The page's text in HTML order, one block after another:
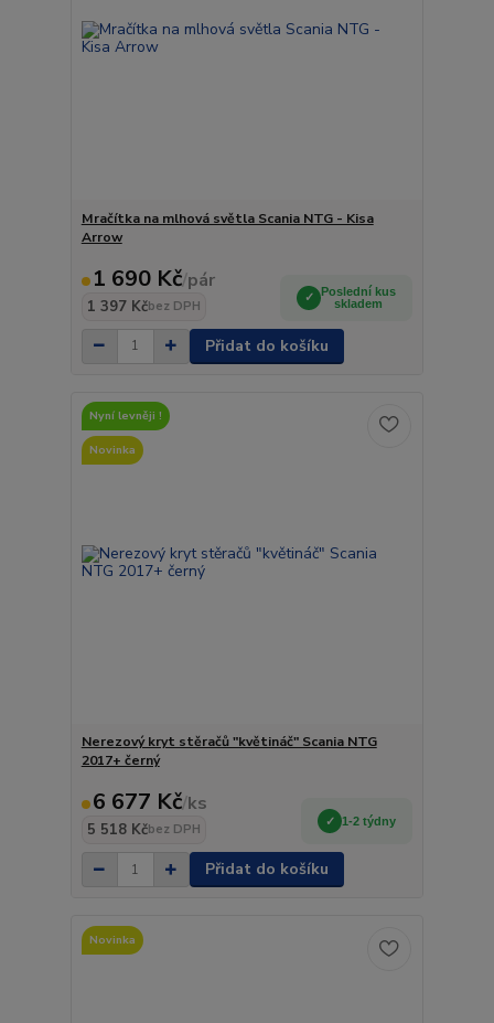
Mračítka na mlhová světla Scania NTG - Kisa
Arrow
1 690 Kč/pár
1 397 Kčbez DPH
Poslední kus
skladem
Přidat do košíku
Nyní levněji !
Novinka
Nerezový kryt stěračů "květináč" Scania NTG
2017+ černý
6 677 Kč/ks
5 518 Kčbez DPH
1-2 týdny
Přidat do košíku
Novinka